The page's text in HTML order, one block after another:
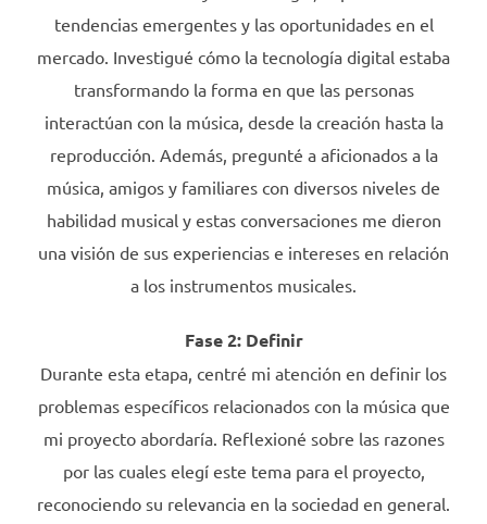
tendencias emergentes y las oportunidades en el
mercado. Investigué cómo la tecnología digital estaba
transformando la forma en que las personas
interactúan con la música, desde la creación hasta la
reproducción. Además, pregunté a aficionados a la
música, amigos y familiares con diversos niveles de
habilidad musical y estas conversaciones me dieron
una visión de sus experiencias e intereses en relación
a los instrumentos musicales.
Fase 2: Definir
Durante esta etapa, centré mi atención en definir los
problemas específicos relacionados con la música que
mi proyecto abordaría. Reflexioné sobre las razones
por las cuales elegí este tema para el proyecto,
reconociendo su relevancia en la sociedad en general.